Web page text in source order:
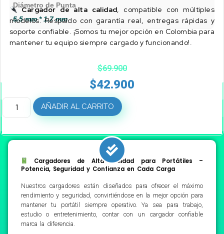
Diámetro de Punta
5.5 mm * 1.7 mm
Cargador de alta calidad, compatible con múltiples
modelos. Respaldo con garantía real, entregas rápidas y
soporte confiable. ¡Somos tu mejor opción en Colombia para
mantener tu equipo siempre cargado y funcionando!.
$69.900
$42.900
AÑADIR AL CARRITO
Cargadores de Alta Calidad para Portátiles –
Potencia, Seguridad y Confianza en Cada Carga
Nuestros cargadores están diseñados para ofrecer el máximo
rendimiento y seguridad, convirtiéndose en la mejor opción para
mantener tu portátil siempre operativo. Ya sea para trabajo,
estudio o entretenimiento, contar con un cargador confiable
marca la diferencia.